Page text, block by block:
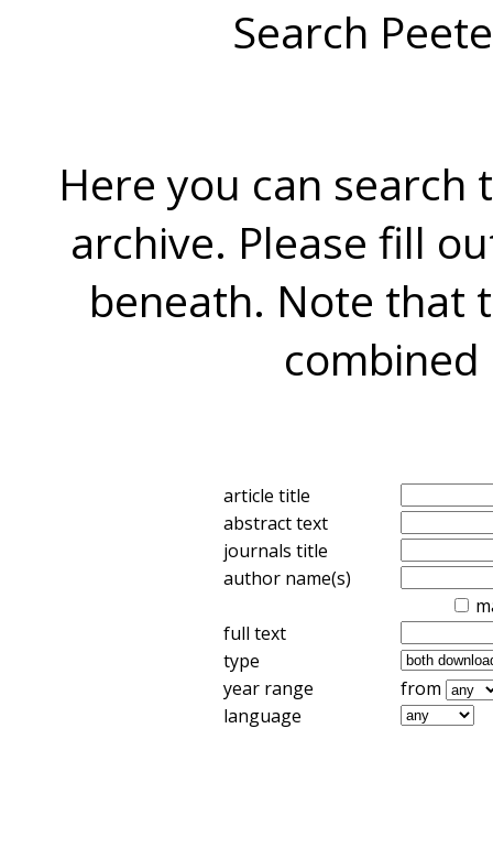
Search
Here you can search
archive. Please fill
beneath. Note that
combined
article title
abstract text
journals title
author name(s)
full text
type
year range
from
language